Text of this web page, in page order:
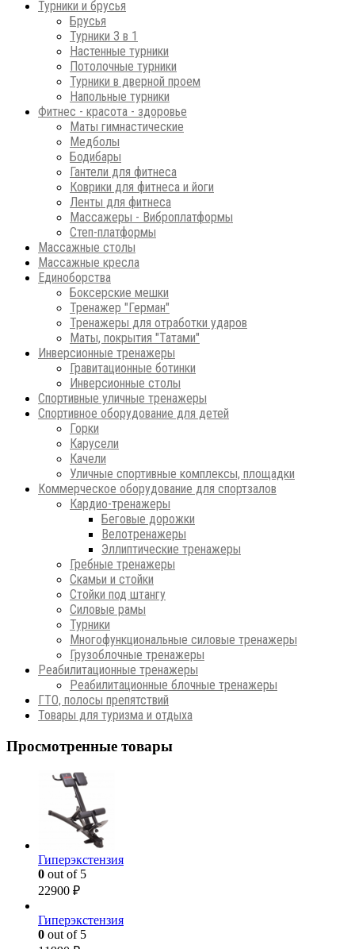
Турники и брусья
Брусья
Турники 3 в 1
Настенные турники
Потолочные турники
Турники в дверной проем
Напольные турники
Фитнес - красота - здоровье
Маты гимнастические
Медболы
Бодибары
Гантели для фитнеса
Коврики для фитнеса и йоги
Ленты для фитнеса
Массажеры - Виброплатформы
Степ-платформы
Массажные столы
Массажные кресла
Единоборства
Боксерские мешки
Тренажер "Герман"
Тренажеры для отработки ударов
Маты, покрытия "Татами"
Инверсионные тренажеры
Гравитационные ботинки
Инверсионные столы
Спортивные уличные тренажеры
Спортивное оборудование для детей
Горки
Карусели
Качели
Уличные спортивные комплексы, площадки
Коммерческое оборудование для спортзалов
Кардио-тренажеры
Беговые дорожки
Велотренажеры
Эллиптические тренажеры
Гребные тренажеры
Скамьи и стойки
Стойки под штангу
Силовые рамы
Турники
Многофункциональные силовые тренажеры
Грузоблочные тренажеры
Реабилитационные тренажеры
Реабилитационные блочные тренажеры
ГТО, полосы препятствий
Товары для туризма и отдыха
Просмотренные товары
Гиперэкстензия
0 out of 5
22900 ₽
Гиперэкстензия
0 out of 5